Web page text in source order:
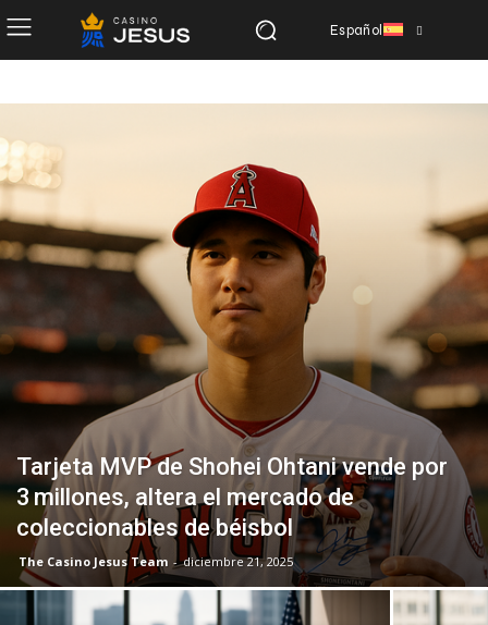
Español
Tarjeta MVP de Shohei Ohtani vende por
3 millones, altera el mercado de
coleccionables de béisbol
The Casino Jesus Team - diciembre 21, 2025